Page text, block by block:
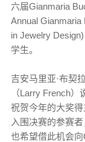
六届Gianmaria
Annual Gianmaria
in Jewelry
学生。
吉安马里亚·布契
（Larry French）
祝贺今年的大奖
入围决赛的参赛
也希望借此机会